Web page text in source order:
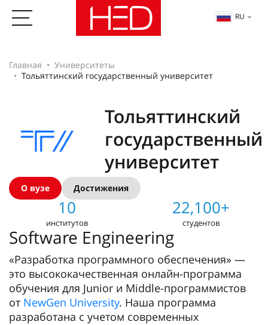
RU
Главная
Университеты
Тольяттинский государственный университет
Тольяттинский
государственный
университет
О вузе Достижения
10
институтов
22,100+
студентов
Software Engineering
«Разработка программного обеспечения» —
это высококачественная онлайн-программа
обучения для Junior и Middle-программистов
от NewGen University. Наша программа
разработана с учетом современных